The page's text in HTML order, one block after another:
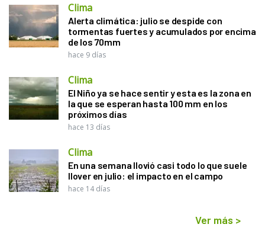
Clima
Alerta climática: julio se despide con
tormentas fuertes y acumulados por encima
de los 70mm
hace 9 días
Clima
El Niño ya se hace sentir y esta es la zona en
la que se esperan hasta 100 mm en los
próximos días
hace 13 días
Clima
En una semana llovió casi todo lo que suele
llover en julio: el impacto en el campo
hace 14 días
Ver más >